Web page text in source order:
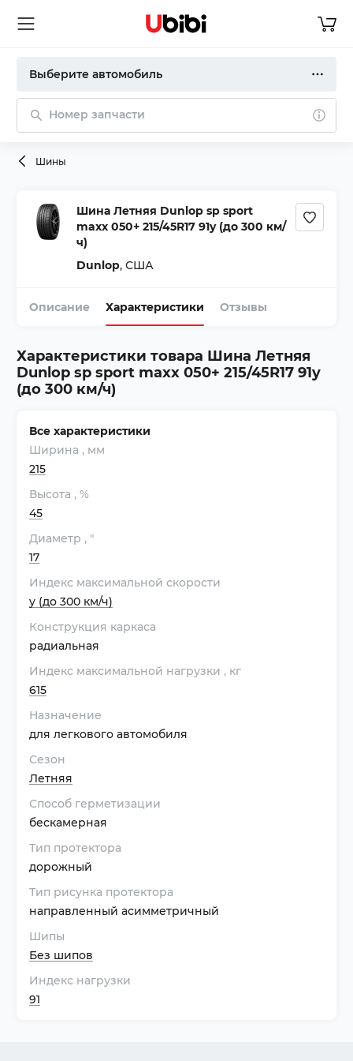
Выберите автомобиль
Номер запчасти
Шины
Шина Летняя Dunlop sp sport
maxx 050+ 215/45R17 91y (до 300 км/
ч)
Dunlop, США
Описание Характеристики Отзывы
Характеристики товара Шина Летняя
Dunlop sp sport maxx 050+ 215/45R17 91y
(до 300 км/ч)
Все характеристики
Ширина , мм
215
Высота , %
45
Диаметр , "
17
Индекс максимальной скорости
y (до 300 км/ч)
Конструкция каркаса
радиальная
Индекс максимальной нагрузки , кг
615
Назначение
для легкового автомобиля
Сезон
Летняя
Способ герметизации
бескамерная
Тип протектора
дорожный
Тип рисунка протектора
направленный асимметричный
Шипы
Без шипов
Индекс нагрузки
91